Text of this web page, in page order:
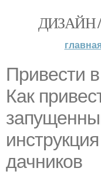
ДИЗАЙН
Привести
Как
дачников